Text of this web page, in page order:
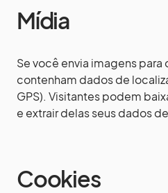
Mídia
Se você envia imagens para
contenham dados de
GPS). Visitantes podem
e extrair delas seus dados
Cookies